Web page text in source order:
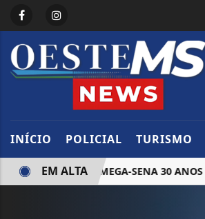
INÍCIO POLICIAL TURISMO
NA MEGA-SENA 30 ANOS
EM ALTA